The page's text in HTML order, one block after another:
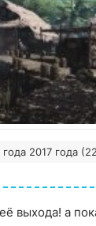
2017 года
выхода! а